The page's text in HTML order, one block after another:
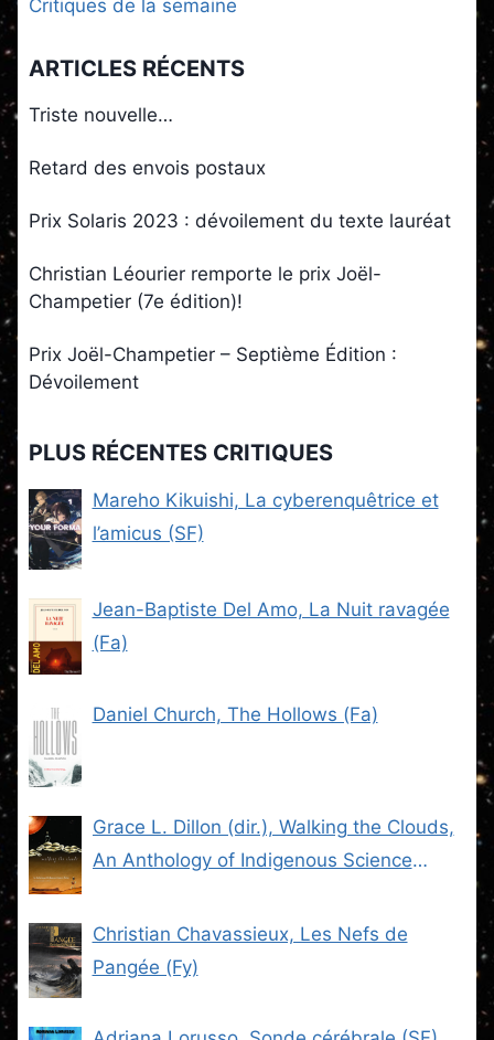
Critiques de la semaine
ARTICLES RÉCENTS
Triste nouvelle…
Retard des envois postaux
Prix Solaris 2023 : dévoilement du texte lauréat
Christian Léourier remporte le prix Joël-
Champetier (7e édition)!
Prix Joël-Champetier – Septième Édition :
Dévoilement
PLUS RÉCENTES CRITIQUES
Mareho Kikuishi, La cyberenquêtrice et
l’amicus (SF)
Jean-Baptiste Del Amo, La Nuit ravagée
(Fa)
Daniel Church, The Hollows (Fa)
Grace L. Dillon (dir.), Walking the Clouds,
An Anthology of Indigenous Science
Christian Chavassieux, Les Nefs de
Pangée (Fy)